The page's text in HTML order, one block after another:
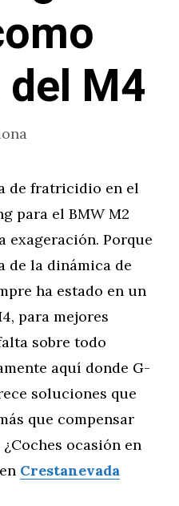
M4
de fratricidio en el
para el BMW M2
exageración. Porque
de la dinámica de
ha estado en un
para mejores
sobre todo
aquí donde G-
soluciones que
que compensar
ocasión en
Crestanevada